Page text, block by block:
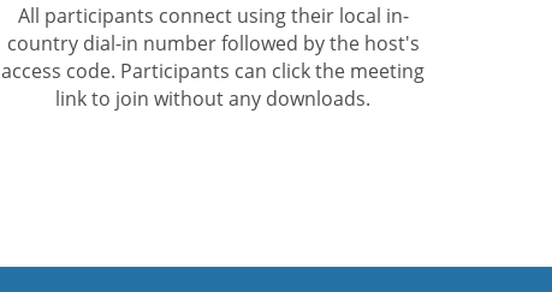
All participants connect using their local in-
country dial-in number followed by the host's
access code. Participants can click the meeting
link to join without any downloads.